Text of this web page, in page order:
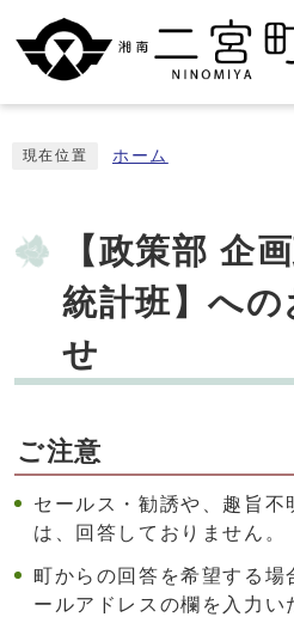
現在位置 ホーム
【政策部 企
統計班】へ
せ
ご注意
セールス・勧誘や、趣旨不
は、回答しておりません。
町からの回答を希望する場
ールアドレスの欄を入力い